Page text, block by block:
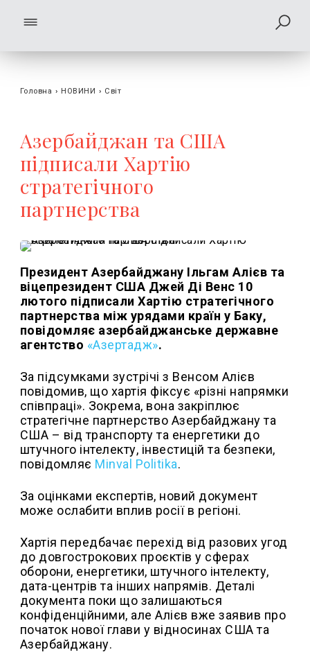
Головна › НОВИНИ › Світ
Азербайджан та США
підписали Хартію
стратегічного
партнерства
Президент Азербайджану Ільгам Алієв та
віцепрезидент США Джей Ді Венс 10
лютого підписали Хартію стратегічного
партнерства між урядами країн у Баку,
повідомляє азербайджанське державне
агентство «Азертадж».
За підсумками зустрічі з Венсом Алієв
повідомив, що хартія фіксує «різні напрямки
співпраці». Зокрема, вона закріплює
стратегічне партнерство Азербайджану та
США – від транспорту та енергетики до
штучного інтелекту, інвестицій та безпеки,
повідомляє Minval Politika.
За оцінками експертів, новий документ
може ослабити вплив росії в регіоні.
Хартія передбачає перехід від разових угод
до довгострокових проєктів у сферах
оборони, енергетики, штучного інтелекту,
дата-центрів та інших напрямів. Деталі
документа поки що залишаються
конфіденційними, але Алієв вже заявив про
початок нової глави у відносинах США та
Азербайджану.